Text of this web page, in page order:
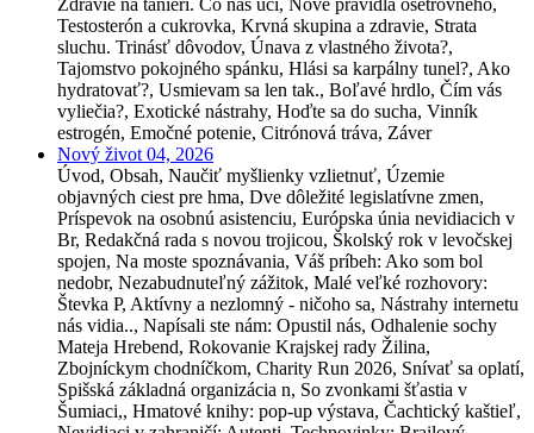
Testosterón a cukrovka, Krvná skupina a zdravie, Strata
sluchu. Trinásť dôvodov, Únava z vlastného života?,
Tajomstvo pokojného spánku, Hlási sa karpálny tunel?, Ako
hydratovať?, Usmievam sa len tak., Boľavé hrdlo, Čím vás
vyliečia?, Exotické nástrahy, Hoďte sa do sucha, Vinník
estrogén, Emočné potenie, Citrónová tráva, Záver
Nový život 04, 2026
Úvod, Obsah, Naučiť myšlienky vzlietnuť, Územie
objavných ciest pre hma, Dve dôležité legislatívne zmen,
Príspevok na osobnú asistenciu, Európska únia nevidiacich v
Br, Redakčná rada s novou trojicou, Školský rok v levočskej
spojen, Na moste spoznávania, Váš príbeh: Ako som bol
nedobr, Nezabudnuteľný zážitok, Malé veľké rozhovory:
Števka P, Aktívny a nezlomný - ničoho sa, Nástrahy internetu
nás vidia.., Napísali ste nám: Opustil nás, Odhalenie sochy
Mateja Hrebend, Rokovanie Krajskej rady Žilina,
Zbojníckym chodníčkom, Charity Run 2026, Snívať sa oplatí,
Spišská základná organizácia n, So zvonkami šťastia v
Šumiaci,, Hmatové knihy: pop-up výstava, Čachtický kaštieľ,